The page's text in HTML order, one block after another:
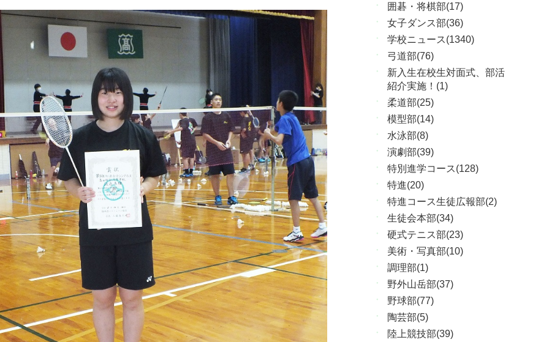
囲碁・将棋部(17)
女子ダンス部(36)
学校ニュース(1340)
弓道部(76)
新入生在校生対面式、部活
紹介実施！(1)
柔道部(25)
模型部(14)
水泳部(8)
演劇部(39)
特別進学コース(128)
特進(20)
特進コース生徒広報部(2)
生徒会本部(34)
硬式テニス部(23)
美術・写真部(10)
調理部(1)
野外山岳部(37)
野球部(77)
陶芸部(5)
陸上競技部(39)